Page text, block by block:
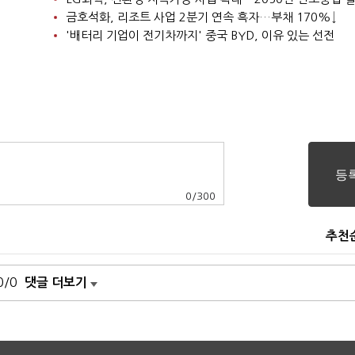
금호석화, 리조트 사업 2분기 연속 흑자…부채 170%↓
'배터리 기업이 전기차까지' 중국 BYD, 이유 있는 선전
0 /300
추천
0 댓글 더보기